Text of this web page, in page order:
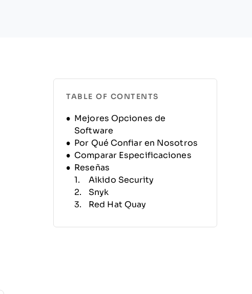
TABLE OF CONTENTS
Mejores Opciones de
Software
Por Qué Confiar en Nosotros
Comparar Especificaciones
Reseñas
Aikido Security
Snyk
Red Hat Quay
Prisma Cloud